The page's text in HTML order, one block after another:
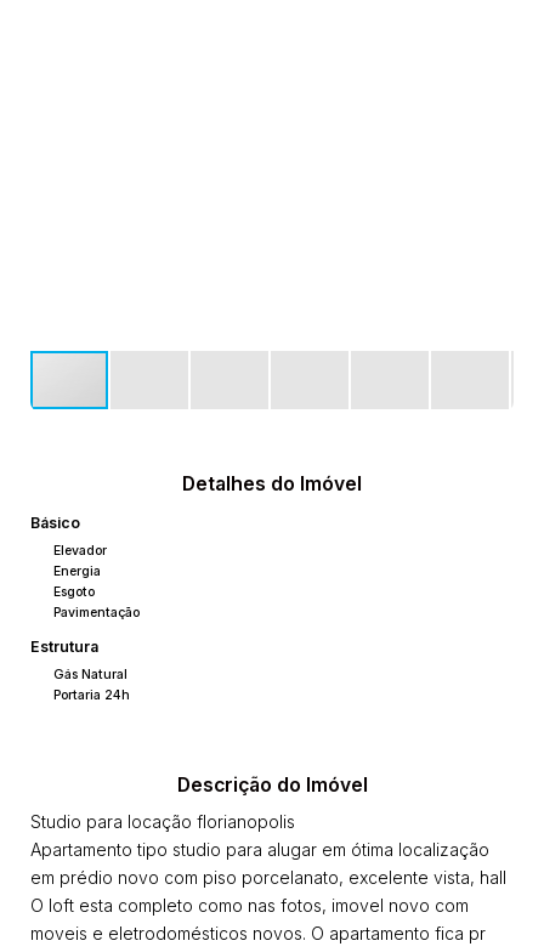
Detalhes do Imóvel
Básico
Elevador
Energia
Esgoto
Pavimentação
Estrutura
Gás Natural
Portaria 24h
Descrição do Imóvel
Studio para locação florianopolis
Apartamento tipo studio para alugar em ótima localização
em prédio novo com piso porcelanato, excelente vista, hall
O loft esta completo como nas fotos, imovel novo com
moveis e eletrodomésticos novos. O apartamento fica pr